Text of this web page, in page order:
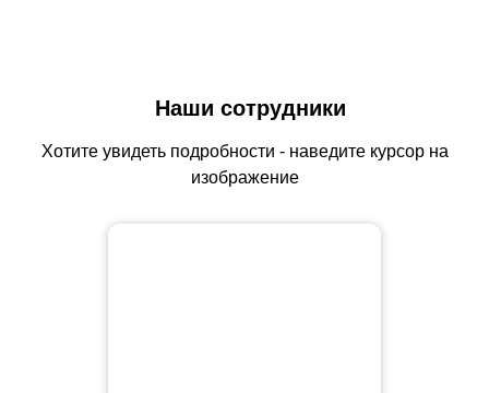
Наши сотрудники
Хотите увидеть подробности - наведите курсор на
изображение